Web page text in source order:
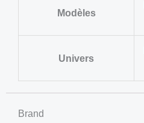
Modèles
Univers
Brand